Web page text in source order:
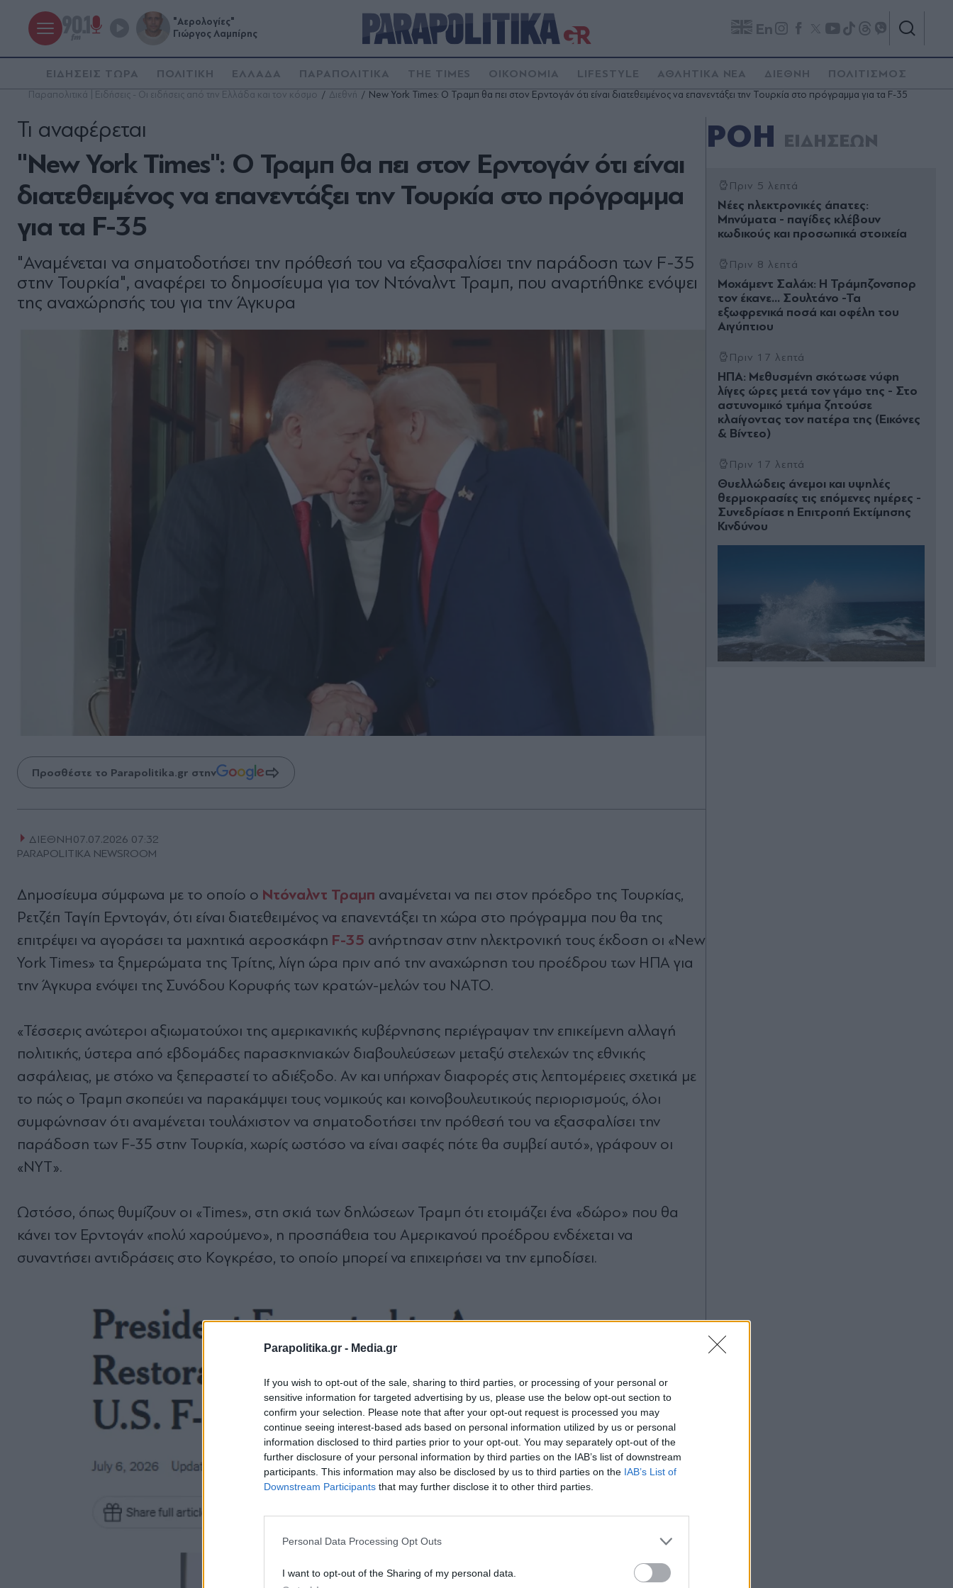
Parapolitika.gr - Media.gr
If you wish to opt-out of the sale, sharing to third parties, or processing of your personal or
sensitive information for targeted advertising by us, please use the below opt-out section to
confirm your selection. Please note that after your opt-out request is processed you may
continue seeing interest-based ads based on personal information utilized by us or personal
information disclosed to third parties prior to your opt-out. You may separately opt-out of the
further disclosure of your personal information by third parties on the IAB’s list of downstream
participants. This information may also be disclosed by us to third parties on the IAB’s List of
Downstream Participants that may further disclose it to other third parties.
Personal Data Processing Opt Outs
I want to opt-out of the Sharing of my personal data.
"Αερολογίες"
Γιώργος Λαμπίρης
En
ΕΙΔΗΣΕΙΣ ΤΩΡΑ ΠΟΛΙΤΙΚΗ ΕΛΛΑΔΑ ΠΑΡΑΠΟΛΙΤΙΚΑ THE TIMES ΟΙΚΟΝΟΜΙΑ LIFESTYLE ΑΘΛΗΤΙΚΑ ΝΕΑ ΔΙΕΘΝΗ ΠΟΛΙΤΙΣΜΟΣ
Παραπολιτικά | Ειδήσεις - Οι ειδήσεις από την Ελλάδα και τον κόσμο Διεθνή New York Times: O Τραμπ θα πει στον Ερντογάν ότι είναι διατεθειμένος να επανεντάξει την Τουρκία στο πρόγραμμα για τα F-35
''New York Times'': O Τραμπ θα πει στον Ερντογάν ότι είναι
διατεθειμένος να επανεντάξει την Τουρκία στο πρόγραμμα
για τα F-35
Τι αναφέρεται
"Αναμένεται να σηματοδοτήσει την πρόθεσή του να εξασφαλίσει την παράδοση των F-35
στην Τουρκία", αναφέρει το δημοσίευμα για τον Ντόναλντ Τραμπ, που αναρτήθηκε ενόψει
της αναχώρησής του για την Άγκυρα
Προσθέστε το Parapolitika.gr στην
ΔΙΕΘΝΗ07.07.2026 07:32
PARAPOLITIKA NEWSROOM
Δημοσίευμα σύμφωνα με το οποίο ο Ντόναλντ Τραμπ αναμένεται να πει στον πρόεδρο της Τουρκίας,
Ρετζέπ Ταγίπ Ερντογάν, ότι είναι διατεθειμένος να επανεντάξει τη χώρα στο πρόγραμμα που θα της
επιτρέψει να αγοράσει τα μαχητικά αεροσκάφη F-35 ανήρτησαν στην ηλεκτρονική τους έκδοση οι «New
York Times» τα ξημερώματα της Τρίτης, λίγη ώρα πριν από την αναχώρηση του προέδρου των ΗΠΑ για
την Άγκυρα ενόψει της Συνόδου Κορυφής των κρατών-μελών του ΝΑΤΟ.
«Τέσσερις ανώτεροι αξιωματούχοι της αμερικανικής κυβέρνησης περιέγραψαν την επικείμενη αλλαγή
πολιτικής, ύστερα από εβδομάδες παρασκηνιακών διαβουλεύσεων μεταξύ στελεχών της εθνικής
ασφάλειας, με στόχο να ξεπεραστεί το αδιέξοδο. Αν και υπήρχαν διαφορές στις λεπτομέρειες σχετικά με
το πώς ο Τραμπ σκοπεύει να παρακάμψει τους νομικούς και κοινοβουλευτικούς περιορισμούς, όλοι
συμφώνησαν ότι αναμένεται τουλάχιστον να σηματοδοτήσει την πρόθεσή του να εξασφαλίσει την
παράδοση των F-35 στην Τουρκία, χωρίς ωστόσο να είναι σαφές πότε θα συμβεί αυτό», γράφουν οι
«ΝΥΤ».
Ωστόσο, όπως θυμίζουν οι «Times», στη σκιά των δηλώσεων Τραμπ ότι ετοιμάζει ένα «δώρο» που θα
κάνει τον Ερντογάν «πολύ χαρούμενο», η προσπάθεια του Αμερικανού προέδρου ενδέχεται να
συναντήσει αντιδράσεις στο Κογκρέσο, το οποίο μπορεί να επιχειρήσει να την εμποδίσει.
ΡΟΗ ΕΙΔΗΣΕΩΝ
Πριν 5 λεπτά
Νέες ηλεκτρονικές άπατες:
Μηνύματα - παγίδες κλέβουν
κωδικούς και προσωπικά στοιχεία
Πριν 8 λεπτά
Μοχάμεντ Σαλάχ: Η Τράμπζονσπορ
τον έκανε... Σουλτάνο -Τα
εξωφρενικά ποσά και οφέλη του
Αιγύπτιου
Πριν 17 λεπτά
ΗΠΑ: Μεθυσμένη σκότωσε νύφη
λίγες ώρες μετά τον γάμο της - Στο
αστυνομικό τμήμα ζητούσε
κλαίγοντας τον πατέρα της (Εικόνες
& Βίντεο)
Πριν 17 λεπτά
Θυελλώδεις άνεμοι και υψηλές
θερμοκρασίες τις επόμενες ημέρες -
Συνεδρίασε η Επιτροπή Εκτίμησης
Κινδύνου
newsletter